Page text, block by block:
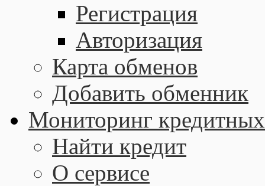
Регистрация
Авторизация
Карта обменов
Добавить обменник
Мониторинг кредитных
Найти кредит
О сервисе